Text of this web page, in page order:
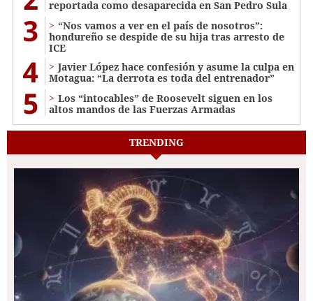
reportada como desaparecida en San Pedro Sula
3
“Nos vamos a ver en el país de nosotros”:
hondureño se despide de su hija tras arresto de
ICE
4
Javier López hace confesión y asume la culpa en
Motagua: “La derrota es toda del entrenador”
5
Los “intocables” de Roosevelt siguen en los
altos mandos de las Fuerzas Armadas
TRENDING